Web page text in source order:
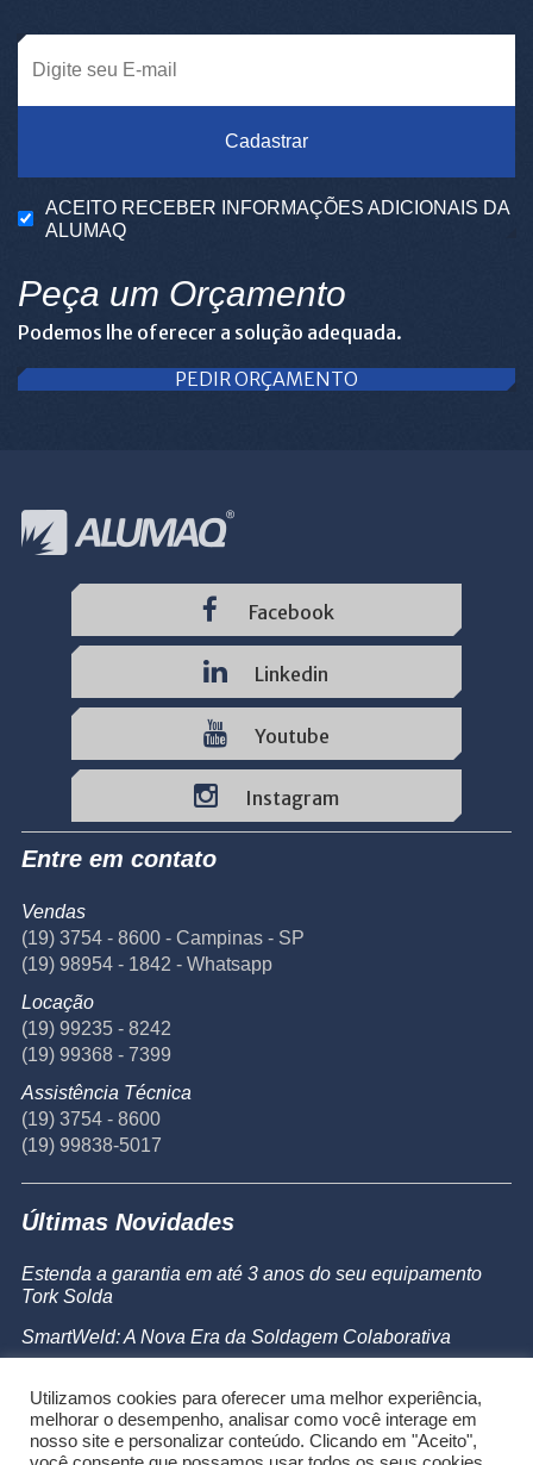
Cadastrar
ACEITO RECEBER INFORMAÇÕES ADICIONAIS DA
ALUMAQ
Peça um Orçamento
Podemos lhe oferecer a solução adequada.
PEDIR ORÇAMENTO
Facebook
Linkedin
Youtube
Instagram
Entre em contato
Vendas
(19) 3754 - 8600 - Campinas - SP
(19) 98954 - 1842 - Whatsapp
Locação
(19) 99235 - 8242
(19) 99368 - 7399
Assistência Técnica
(19) 3754 - 8600
(19) 99838-5017
Últimas Novidades
Estenda a garantia em até 3 anos do seu equipamento
Tork Solda
SmartWeld: A Nova Era da Soldagem Colaborativa
Powermax 45 SYNC
Utilizamos cookies para oferecer uma melhor experiência,
melhorar o desempenho, analisar como você interage em
nosso site e personalizar conteúdo. Clicando em "Aceito",